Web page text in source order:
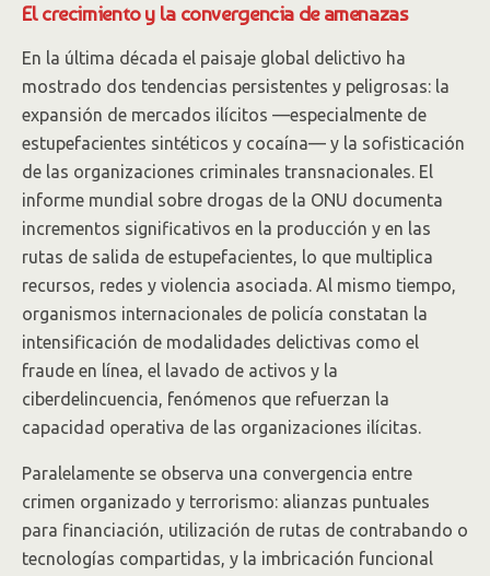
El crecimiento y la convergencia de amenazas
En la última década el paisaje global delictivo ha
mostrado dos tendencias persistentes y peligrosas: la
expansión de mercados ilícitos —especialmente de
estupefacientes sintéticos y cocaína— y la sofisticación
de las organizaciones criminales transnacionales. El
informe mundial sobre drogas de la ONU documenta
incrementos significativos en la producción y en las
rutas de salida de estupefacientes, lo que multiplica
recursos, redes y violencia asociada. Al mismo tiempo,
organismos internacionales de policía constatan la
intensificación de modalidades delictivas como el
fraude en línea, el lavado de activos y la
ciberdelincuencia, fenómenos que refuerzan la
capacidad operativa de las organizaciones ilícitas.
Paralelamente se observa una convergencia entre
crimen organizado y terrorismo: alianzas puntuales
para financiación, utilización de rutas de contrabando o
tecnologías compartidas, y la imbricación funcional